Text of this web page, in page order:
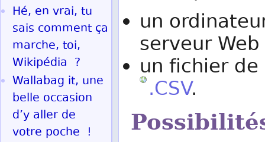
un
serveur
un fichier
.CSV.
Hé, en vrai, tu
sais comment ça
marche, toi,
Wikipédia ?
Wallabag it, une
belle occasion
d’y aller de
votre poche !